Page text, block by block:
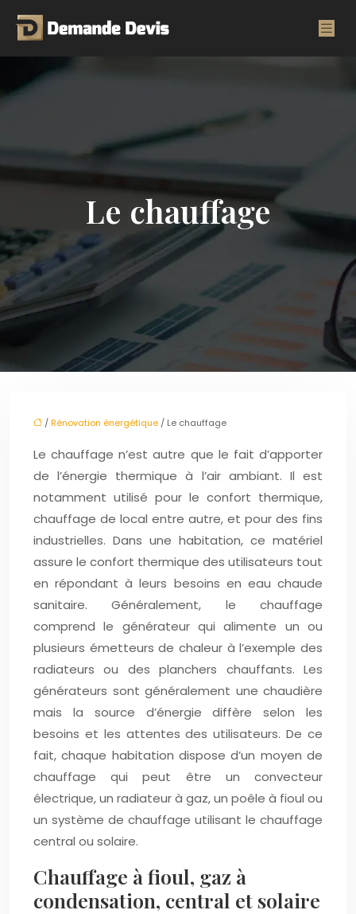
Le chauffage
/Rénovation énergétique / Le chauffage
Le chauffage n’est autre que le fait d’apporter
de l’énergie thermique à l’air ambiant. Il est
notamment utilisé pour le confort thermique,
chauffage de local entre autre, et pour des fins
industrielles. Dans une habitation, ce matériel
assure le confort thermique des utilisateurs tout
en répondant à leurs besoins en eau chaude
sanitaire. Généralement, le chauffage
comprend le générateur qui alimente un ou
plusieurs émetteurs de chaleur à l’exemple des
radiateurs ou des planchers chauffants. Les
générateurs sont généralement une chaudière
mais la source d’énergie diffère selon les
besoins et les attentes des utilisateurs. De ce
fait, chaque habitation dispose d’un moyen de
chauffage qui peut être un convecteur
électrique, un radiateur à gaz, un poêle à fioul ou
un système de chauffage utilisant le chauffage
central ou solaire.
Chauffage à fioul, gaz à
condensation, central et solaire